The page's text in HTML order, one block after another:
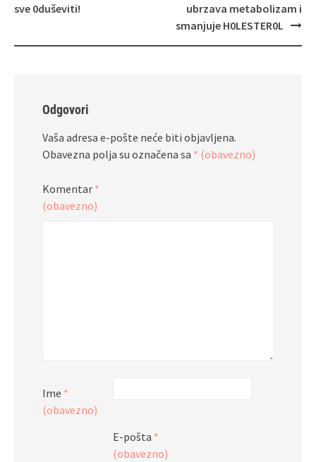
sve 0duševiti!
ubrzava metabolizam i
smanjuje H0LESTER0L
Odgovori
Vaša adresa e-pošte neće biti objavljena.
Obavezna polja su označena sa * (obavezno)
Komentar *
(obavezno)
Ime *
(obavezno)
E-pošta *
(obavezno)